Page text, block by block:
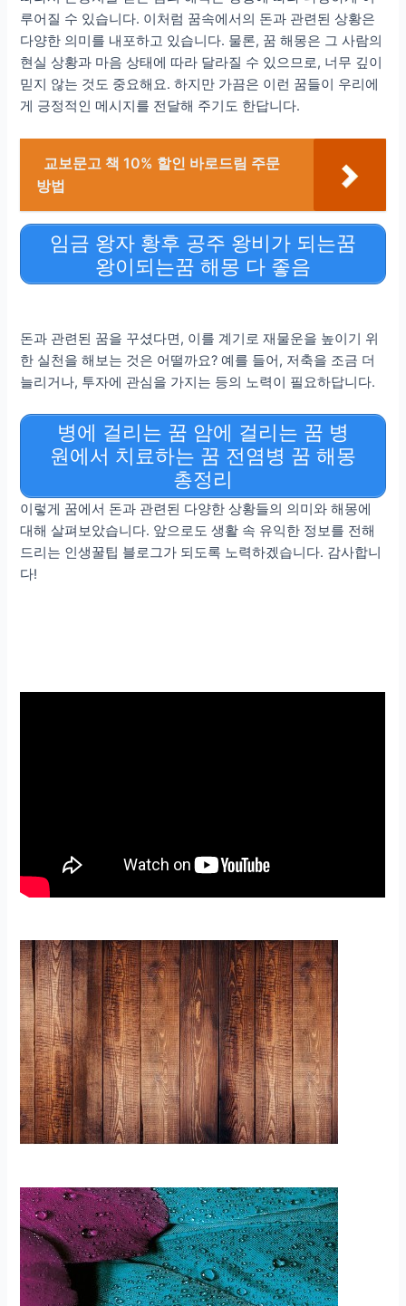
루어질 수 있습니다. 이처럼 꿈속에서의 돈과 관련된 상황은
다양한 의미를 내포하고 있습니다. 물론, 꿈 해몽은 그 사람의
현실 상황과 마음 상태에 따라 달라질 수 있으므로, 너무 깊이
믿지 않는 것도 중요해요. 하지만 가끔은 이런 꿈들이 우리에
게 긍정적인 메시지를 전달해 주기도 한답니다.
교보문고 책 10% 할인 바로드림 주문
방법
임금 왕자 황후 공주 왕비가 되는꿈
왕이되는꿈 해몽 다 좋음
돈과 관련된 꿈을 꾸셨다면, 이를 계기로 재물운을 높이기 위
한 실천을 해보는 것은 어떨까요? 예를 들어, 저축을 조금 더
늘리거나, 투자에 관심을 가지는 등의 노력이 필요하답니다.
병에 걸리는 꿈 암에 걸리는 꿈 병
원에서 치료하는 꿈 전염병 꿈 해몽
총정리
이렇게 꿈에서 돈과 관련된 다양한 상황들의 의미와 해몽에
대해 살펴보았습니다. 앞으로도 생활 속 유익한 정보를 전해
드리는 인생꿀팁 블로그가 되도록 노력하겠습니다. 감사합니
다!